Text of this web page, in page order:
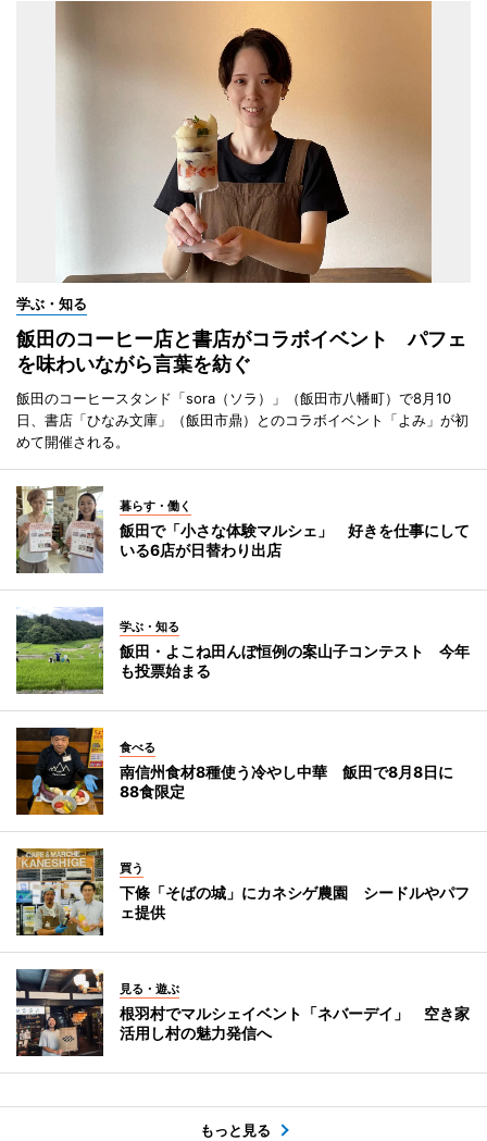
学ぶ・知る
飯田のコーヒー店と書店がコラボイベント パフェ
を味わいながら言葉を紡ぐ
飯田のコーヒースタンド「sora（ソラ）」（飯田市八幡町）で8月10
日、書店「ひなみ文庫」（飯田市鼎）とのコラボイベント「よみ」が初
めて開催される。
暮らす・働く
飯田で「小さな体験マルシェ」 好きを仕事にして
いる6店が日替わり出店
学ぶ・知る
飯田・よこね田んぼ恒例の案山子コンテスト 今年
も投票始まる
食べる
南信州食材8種使う冷やし中華 飯田で8月8日に
88食限定
買う
下條「そばの城」にカネシゲ農園 シードルやパフ
ェ提供
見る・遊ぶ
根羽村でマルシェイベント「ネバーデイ」 空き家
活用し村の魅力発信へ
もっと見る